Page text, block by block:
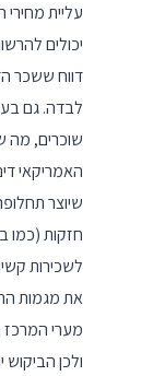
עליית
יכולים
לבדה. גם
שוכרים, מה
האמריקאי
שיוצר
חזקות (כמו
לשכירות
את מגמות
מערי המרכז
ולכן הביקוש